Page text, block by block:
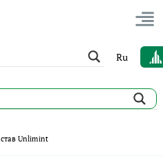
Ru
Unlimint
офіційно став Unlimint
| Новини